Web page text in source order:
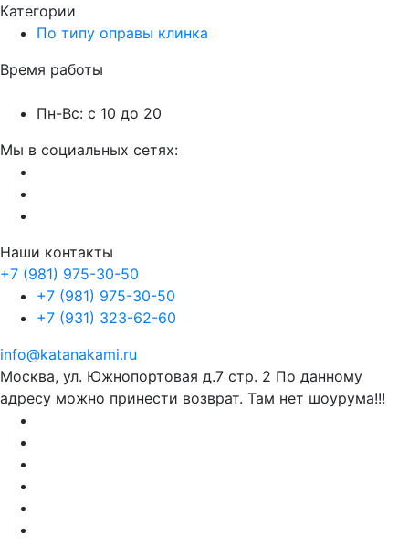
Категории
По типу оправы клинка
Время работы
Пн-Вс: с 10 до 20
Мы в социальных сетях:
Наши контакты
+7 (981) 975-30-50
+7 (981) 975-30-50
+7 (931) 323-62-60
info@katanakami.ru
Москва, ул. Южнопортовая д.7 стр. 2 По данному
адресу можно принести возврат. Там нет шоурума!!!